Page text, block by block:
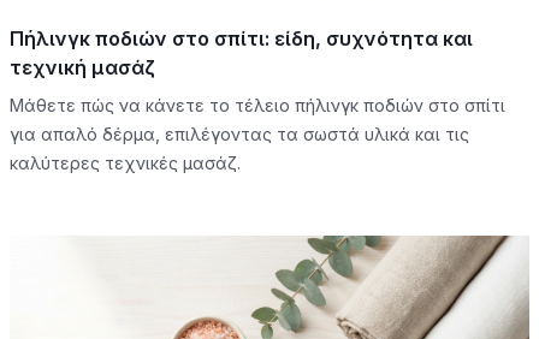
Πήλινγκ ποδιών στο σπίτι: είδη, συχνότητα και
τεχνική μασάζ
Μάθετε πώς να κάνετε το τέλειο πήλινγκ ποδιών στο σπίτι
για απαλό δέρμα, επιλέγοντας τα σωστά υλικά και τις
καλύτερες τεχνικές μασάζ.